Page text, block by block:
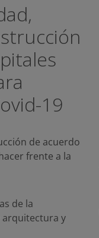
19
de acuerdo
frente a la
de la
arquitectura y